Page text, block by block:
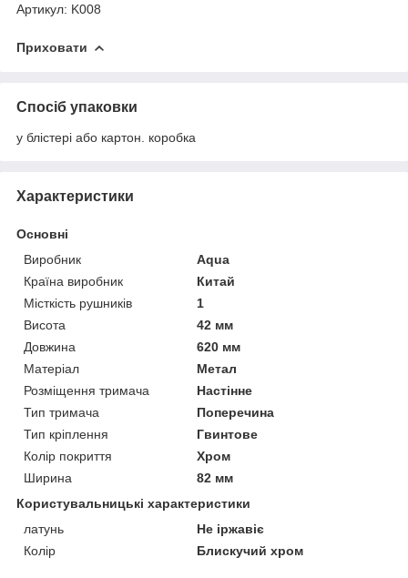
Артикул: K008
Приховати
Спосіб упаковки
у блістері або картон. коробка
Характеристики
Основні
Виробник
Aqua
Країна виробник
Китай
Місткість рушників
1
Висота
42 мм
Довжина
620 мм
Матеріал
Метал
Розміщення тримача
Настінне
Тип тримача
Поперечина
Тип кріплення
Гвинтове
Колір покриття
Хром
Ширина
82 мм
Користувальницькі характеристики
латунь
Не іржавіє
Колір
Блискучий хром